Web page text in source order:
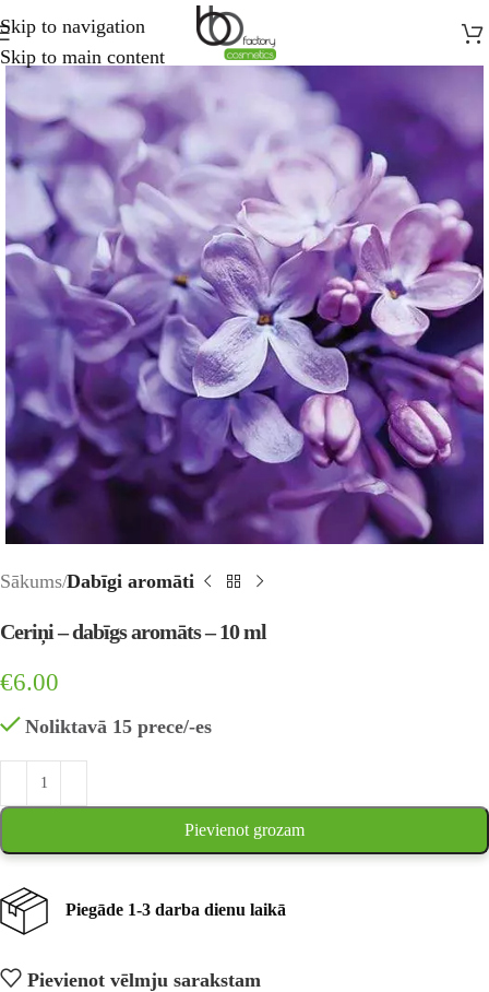
Skip to navigation
Skip to main content
Sākums Dabīgi aromāti
Ceriņi – dabīgs aromāts – 10 ml
€6.00
Noliktavā 15 prece/-es
Pievienot grozam
Piegāde 1-3 darba dienu laikā
Pievienot vēlmju sarakstam